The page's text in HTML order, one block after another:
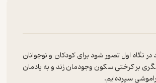
نگاه اول تصور شود برای کودکان و نوجوانان
بر کرختی سکون وجودمان زند و به یادمان